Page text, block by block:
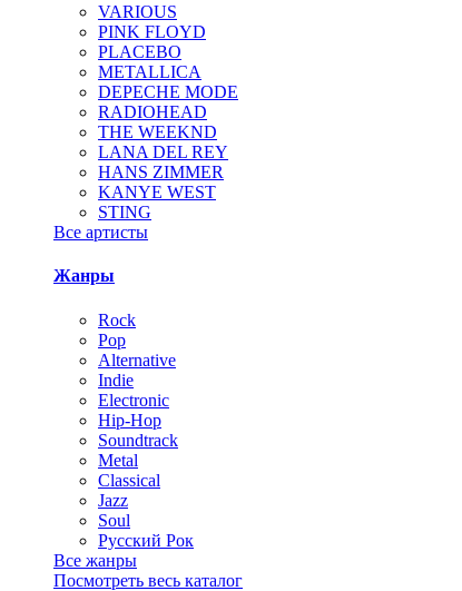
VARIOUS
PINK FLOYD
PLACEBO
METALLICA
DEPECHE MODE
RADIOHEAD
THE WEEKND
LANA DEL REY
HANS ZIMMER
KANYE WEST
STING
Все артисты
Жанры
Rock
Pop
Alternative
Indie
Electronic
Hip-Hop
Soundtrack
Metal
Classical
Jazz
Soul
Русский Рок
Все жанры
Посмотреть весь каталог